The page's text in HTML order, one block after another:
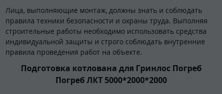
Лица, выполняющие монтаж, должны знать и соблюдать
правила техники безопасности и охраны труда. Выполняя
строительные работы необходимо использовать средства
индивидуальной защиты и строго соблюдать внутренние
правила проведения работ на объекте.
Подготовка котлована для Гринлос Погреб
Погреб ЛКТ 5000*2000*2000